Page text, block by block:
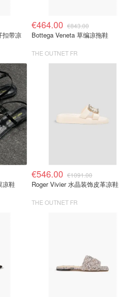
扣带凉
€464.00 €843.00
Bottega Veneta 草编凉拖鞋
THE OUTNET FR
凉鞋
€546.00 €1091.00
Roger Vivier 水晶装饰皮革凉鞋
THE OUTNET FR